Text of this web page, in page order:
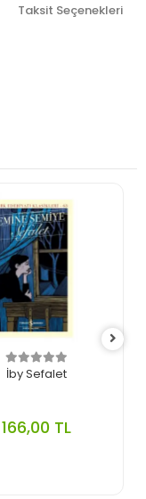
Taksit Seçenekleri
İby Sefalet
166,00 TL